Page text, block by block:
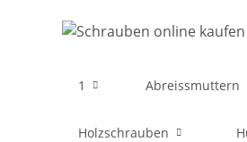
1 Abreissmuttern
Holzschrauben